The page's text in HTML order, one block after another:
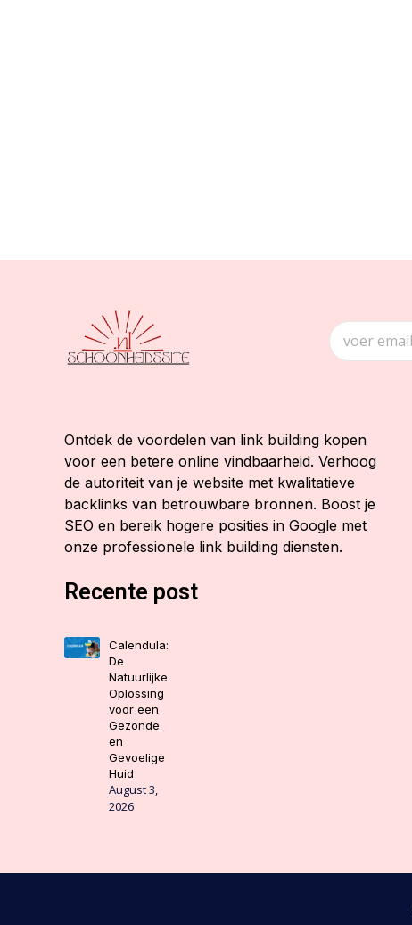
Ontdek de voordelen van link building kopen
voor een betere online vindbaarheid. Verhoog
de autoriteit van je website met kwalitatieve
backlinks van betrouwbare bronnen. Boost je
SEO en bereik hogere posities in Google met
onze professionele link building diensten.
Recente post
Calendula:
De
Natuurlijke
Oplossing
voor een
Gezonde
en
Gevoelige
Huid
August 3,
2026